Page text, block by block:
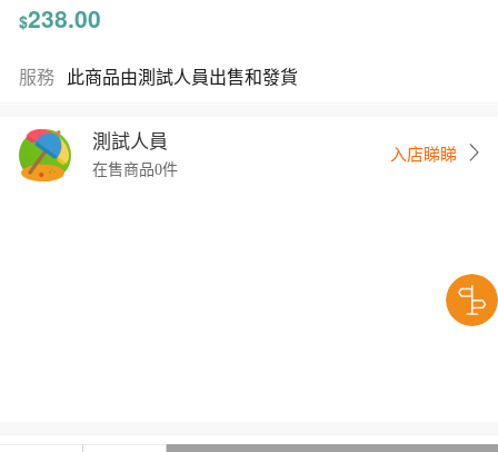
$238.00
服務 此商品由測試人員出售和發貨
測試人員
在售商品0件
入店睇睇